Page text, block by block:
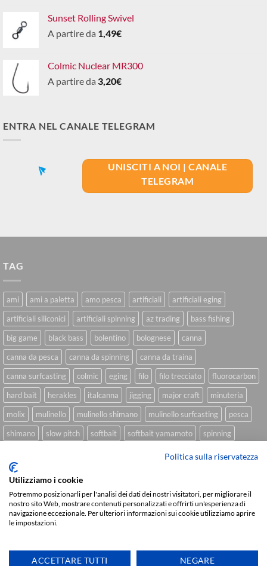
Sunset Rolling Swivel
A partire da 1,49€
Colmic Nuclear MR300
A partire da 3,20€
ENTRA NEL CANALE TELEGRAM
UNISCITI A NOI | CANALE
TELEGRAM
TAG
ami ami a paletta amo pesca artificiali
artificiali eging
artificiali siliconici
artificiali spinning az trading
bass fishing
big game
black bass bolentino bolognese
canna
canna da pesca
canna da spinning
canna da traina
canna surfcasting
colmic eging filo filo trecciato
fluorocarbon
hard bait
herakles italcanna jigging major craft
minuteria
molix
mulinello mulinello shimano mulinello surfcasting
pesca
shimano
slow pitch softbait softbait yamamoto
spinning
trecciato trolling tubertini
Sviluppato daWe Blink Design
Copyright 2026 © IlMaestralePesca.it
Politica sulla riservatezza
Utilizziamo i cookie
Potremmo posizionarli per l'analisi dei dati dei nostri visitatori, per migliorare il
nostro sito Web, mostrare contenuti personalizzati e offrirti un'esperienza di
navigazione eccezionale. Per ulteriori informazioni sui cookie utilizziamo aprire
le impostazioni.
ACCETTARE TUTTI NEGARE